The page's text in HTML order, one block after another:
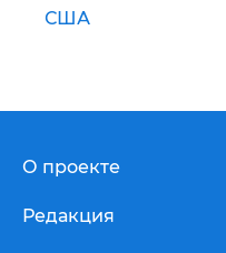
США
О проекте
Редакция